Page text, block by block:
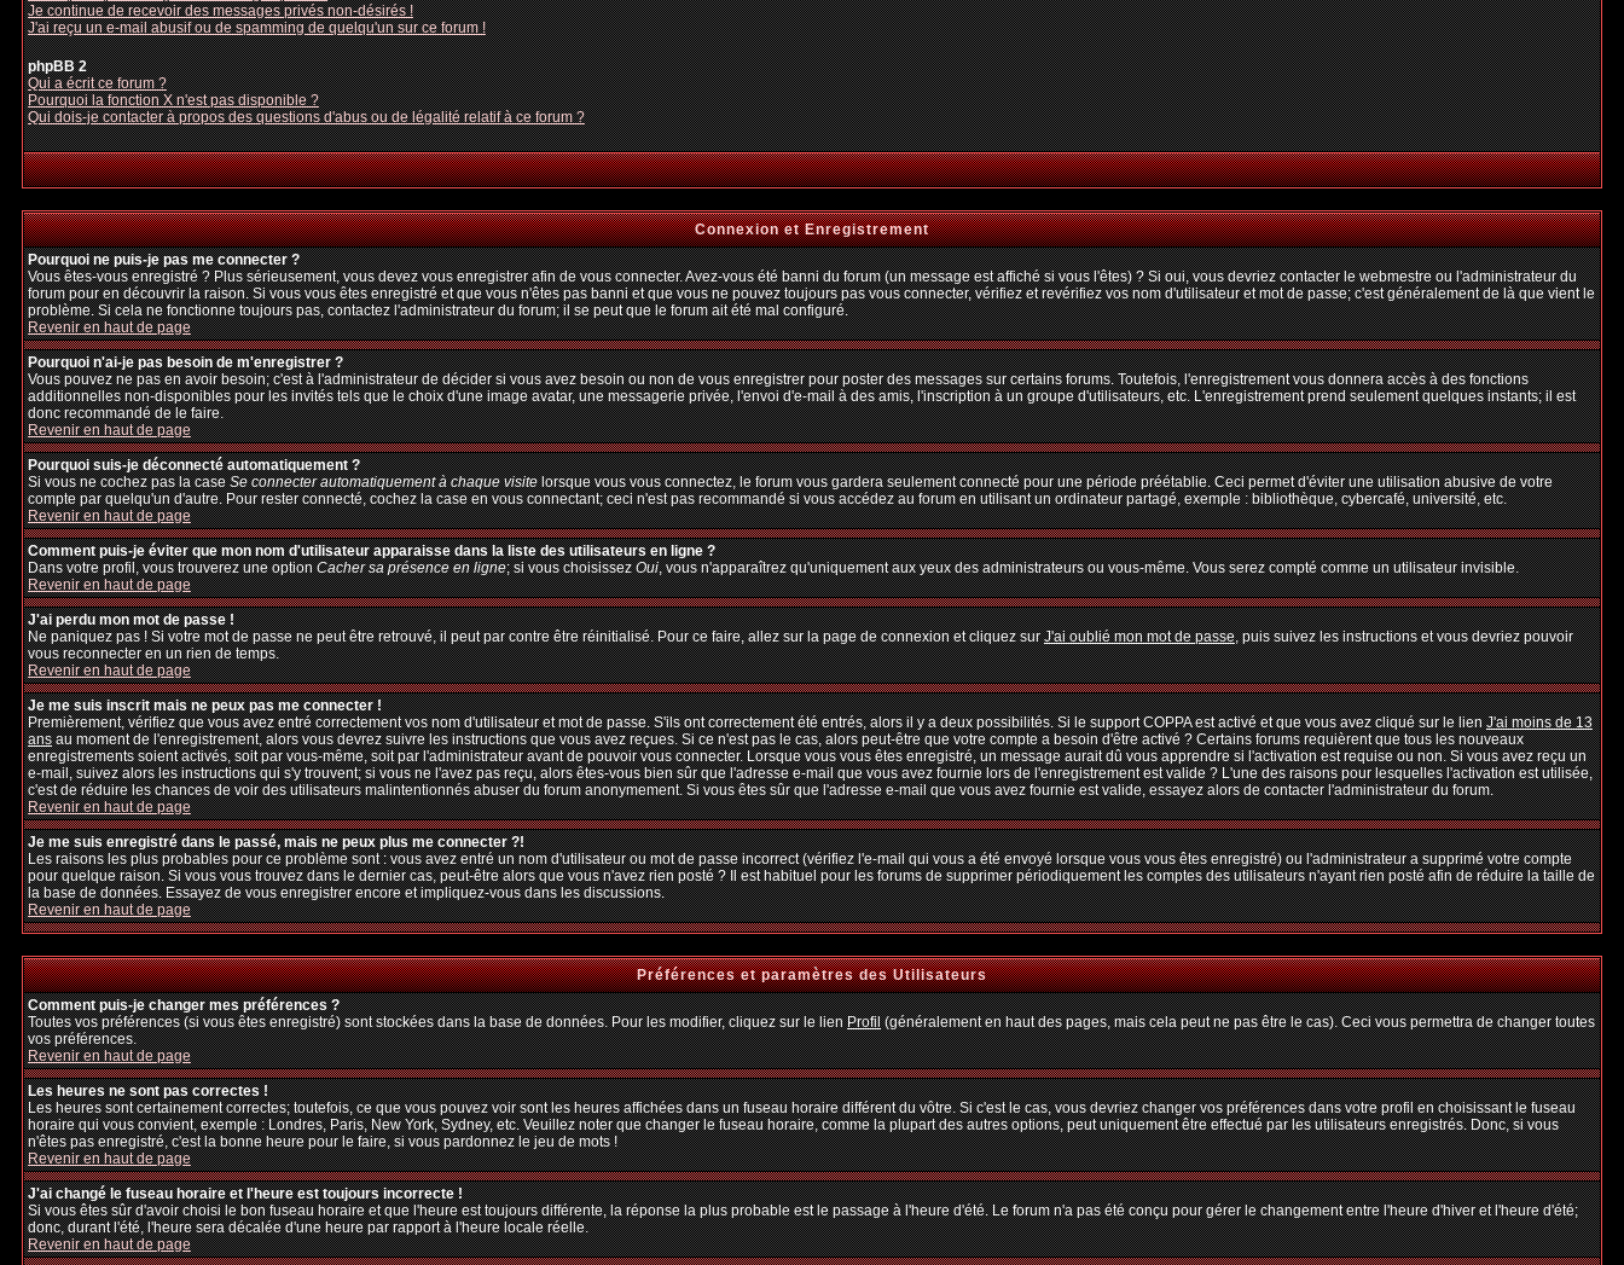
Je continue de recevoir des messages privés non-désirés !
J'ai reçu un e-mail abusif ou de spamming de quelqu'un sur ce forum !
phpBB 2
Qui a écrit ce forum ?
Pourquoi la fonction X n'est pas disponible ?
Qui dois-je contacter à propos des questions d'abus ou de légalité relatif à ce forum ?
Connexion et Enregistrement
Pourquoi ne puis-je pas me connecter ?
Vous êtes-vous enregistré ? Plus sérieusement, vous devez vous enregistrer afin de vous connecter. Avez-vous été banni du forum (un message est affiché si vous l'êtes) ? Si oui, vous devriez contacter le webmestre ou l'administrateur du
forum pour en découvrir la raison. Si vous vous êtes enregistré et que vous n'êtes pas banni et que vous ne pouvez toujours pas vous connecter, vérifiez et revérifiez vos nom d'utilisateur et mot de passe; c'est généralement de là que vient le
problème. Si cela ne fonctionne toujours pas, contactez l'administrateur du forum; il se peut que le forum ait été mal configuré.
Revenir en haut de page
Pourquoi n'ai-je pas besoin de m'enregistrer ?
Vous pouvez ne pas en avoir besoin; c'est à l'administrateur de décider si vous avez besoin ou non de vous enregistrer pour poster des messages sur certains forums. Toutefois, l'enregistrement vous donnera accès à des fonctions
additionnelles non-disponibles pour les invités tels que le choix d'une image avatar, une messagerie privée, l'envoi d'e-mail à des amis, l'inscription à un groupe d'utilisateurs, etc. L'enregistrement prend seulement quelques instants; il est
donc recommandé de le faire.
Revenir en haut de page
Pourquoi suis-je déconnecté automatiquement ?
Si vous ne cochez pas la caseSe connecter automatiquement à chaque visitelorsque vous vous connectez, le forum vous gardera seulement connecté pour une période préétablie. Ceci permet d'éviter une utilisation abusive de votre
compte par quelqu'un d'autre. Pour rester connecté, cochez la case en vous connectant; ceci n'est pas recommandé si vous accédez au forum en utilisant un ordinateur partagé, exemple : bibliothèque, cybercafé, université, etc.
Revenir en haut de page
Comment puis-je éviter que mon nom d'utilisateur apparaisse dans la liste des utilisateurs en ligne ?
Dans votre profil, vous trouverez une optionCacher sa présence en ligne; si vous choisissezOui, vous n'apparaîtrez qu'uniquement aux yeux des administrateurs ou vous-même. Vous serez compté comme un utilisateur invisible.
Revenir en haut de page
J'ai perdu mon mot de passe !
Ne paniquez pas ! Si votre mot de passe ne peut être retrouvé, il peut par contre être réinitialisé. Pour ce faire, allez sur la page de connexion et cliquez surJ'ai oublié mon mot de passe, puis suivez les instructions et vous devriez pouvoir
vous reconnecter en un rien de temps.
Revenir en haut de page
Je me suis inscrit mais ne peux pas me connecter !
Premièrement, vérifiez que vous avez entré correctement vos nom d'utilisateur et mot de passe. S'ils ont correctement été entrés, alors il y a deux possibilités. Si le support COPPA est activé et que vous avez cliqué sur le lienJ'ai moins de 13
ansau moment de l'enregistrement, alors vous devrez suivre les instructions que vous avez reçues. Si ce n'est pas le cas, alors peut-être que votre compte a besoin d'être activé ? Certains forums requièrent que tous les nouveaux
enregistrements soient activés, soit par vous-même, soit par l'administrateur avant de pouvoir vous connecter. Lorsque vous vous êtes enregistré, un message aurait dû vous apprendre si l'activation est requise ou non. Si vous avez reçu un
e-mail, suivez alors les instructions qui s'y trouvent; si vous ne l'avez pas reçu, alors êtes-vous bien sûr que l'adresse e-mail que vous avez fournie lors de l'enregistrement est valide ? L'une des raisons pour lesquelles l'activation est utilisée,
c'est de réduire les chances de voir des utilisateurs malintentionnés abuser du forum anonymement. Si vous êtes sûr que l'adresse e-mail que vous avez fournie est valide, essayez alors de contacter l'administrateur du forum.
Revenir en haut de page
Je me suis enregistré dans le passé, mais ne peux plus me connecter ?!
Les raisons les plus probables pour ce problème sont : vous avez entré un nom d'utilisateur ou mot de passe incorrect (vérifiez l'e-mail qui vous a été envoyé lorsque vous vous êtes enregistré) ou l'administrateur a supprimé votre compte
pour quelque raison. Si vous vous trouvez dans le dernier cas, peut-être alors que vous n'avez rien posté ? Il est habituel pour les forums de supprimer périodiquement les comptes des utilisateurs n'ayant rien posté afin de réduire la taille de
la base de données. Essayez de vous enregistrer encore et impliquez-vous dans les discussions.
Revenir en haut de page
Préférences et paramètres des Utilisateurs
Comment puis-je changer mes préférences ?
Toutes vos préférences (si vous êtes enregistré) sont stockées dans la base de données. Pour les modifier, cliquez sur le lienProfil(généralement en haut des pages, mais cela peut ne pas être le cas). Ceci vous permettra de changer toutes
vos préférences.
Revenir en haut de page
Les heures ne sont pas correctes !
Les heures sont certainement correctes; toutefois, ce que vous pouvez voir sont les heures affichées dans un fuseau horaire différent du vôtre. Si c'est le cas, vous devriez changer vos préférences dans votre profil en choisissant le fuseau
horaire qui vous convient, exemple : Londres, Paris, New York, Sydney, etc. Veuillez noter que changer le fuseau horaire, comme la plupart des autres options, peut uniquement être effectué par les utilisateurs enregistrés. Donc, si vous
n'êtes pas enregistré, c'est la bonne heure pour le faire, si vous pardonnez le jeu de mots !
Revenir en haut de page
J'ai changé le fuseau horaire et l'heure est toujours incorrecte !
Si vous êtes sûr d'avoir choisi le bon fuseau horaire et que l'heure est toujours différente, la réponse la plus probable est le passage à l'heure d'été. Le forum n'a pas été conçu pour gérer le changement entre l'heure d'hiver et l'heure d'été;
donc, durant l'été, l'heure sera décalée d'une heure par rapport à l'heure locale réelle.
Revenir en haut de page